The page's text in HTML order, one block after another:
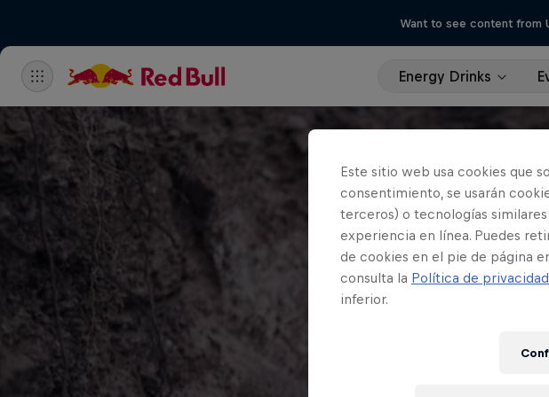
Want to see content from
Energy Drinks
Este sitio web usa cookies que
consentimiento, se usarán
terceros) o tecnologías
experiencia en línea. Puedes
de cookies en el pie de página
consulta la Política de privacidad
inferior.